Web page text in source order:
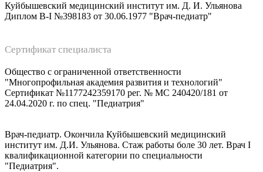
Куйбышевский медицинский институт им. Д. И. Ульянова
Диплом В-I №398183 от 30.06.1977 "Врач-педиатр"
Сертификат специалиста
Общество с ограниченной ответственности
"Многопрофильная академия развития и технологий"
Сертификат №1177242359170 рег. № МС 240420/181 от
24.04.2020 г. по спец. "Педиатрия"
Врач-педиатр. Окончила Куйбышевский медицинский
институт им. Д.И. Ульянова. Стаж работы боле 30 лет. Врач I
квалификационной категории по специальности
"Педиатрия".